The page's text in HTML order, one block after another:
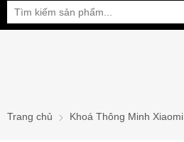
Bạn đang xem tại:
Trang chủ Khoá Thông Minh Xiaomi